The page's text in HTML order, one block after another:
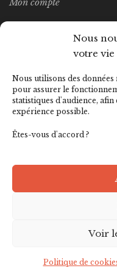
Nous
votre vie
Nous utilisons des données
pour assurer le
statistiques d'audience,
expérience possible.
Êtes-vous d'accord ?
Voir
Politique de
MEILLEURES
12.00